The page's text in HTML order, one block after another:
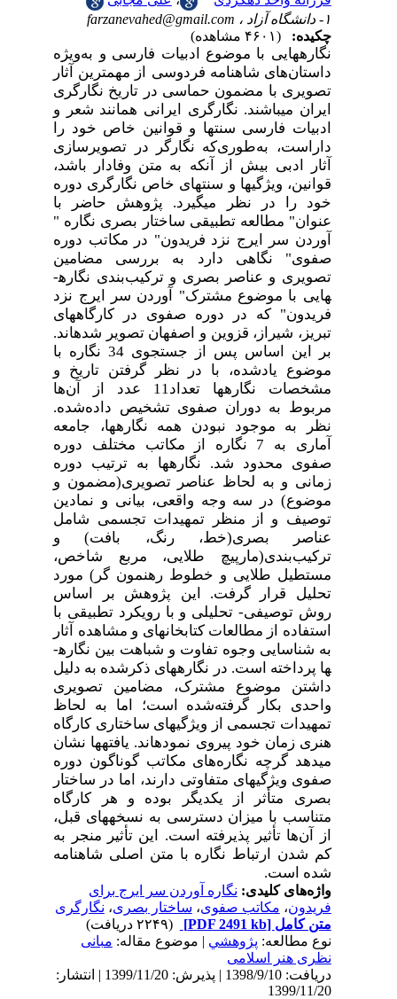
farzanevahed@gmail.com
(۴۶۰۱ مشاهده)
نگاره­هایی با موضوع ادبیات فارسی و به‌ویژه
داستان‌های شاهنامه فردوسی از مهم­ترین آثار
تصویری با مضمون حماسی در تاریخ نگارگری
ایران می­باشند. نگارگری ایرانی همانند شعر و
ادبیات فارسی سنت­ها و قوانین خاص خود را
داراست، به‌طوری‌که نگارگر در تصویرسازی
آثار ادبی بیش از آنکه به متن وفادار باشد،
قوانین، ویژگی­ها و سنت­های خاص نگارگری دوره
خود را در نظر می­گیرد. پژوهش حاضر با
عنوان" مطالعه تطبیقی ساختار بصری نگاره "
آوردن سر ایرج نزد فریدون" در مکاتب دوره
صفوی" نگاهی دارد به بررسی مضامین
تصویری و عناصر بصری و ترکیب‌بندی نگاره­
هایی با موضوع مشترک" آوردن سر ایرج نزد
فریدون" که در دوره صفوی در کارگاه­های
تبریز، شیراز، قزوین و اصفهان تصویر شده­اند.
بر این اساس پس از جستجوی 34 نگاره­ با
موضوع یادشده، با در نظر گرفتن تاریخ و
مشخصات نگاره­ها تعداد11 عدد از آن‌ها
مربوط به دوران صفوی تشخیص داده‌شده.
نظر به موجود نبودن همه نگاره­ها، جامعه
آماری به 7 نگاره از مکاتب مختلف دوره
صفوی محدود شد. نگاره­ها به ترتیب دوره
زمانی و به لحاظ عناصر تصویری(مضمون و
موضوع) در سه وجه واقعی، بیانی و نمادین
توصیف و از منظر تمهیدات تجسمی شامل
عناصر بصری(خط، رنگ، بافت) و
ترکیب‌بندی(مارپیچ طلایی، مربع شاخص،
مستطیل طلایی و خطوط رهنمون گر) مورد
تحلیل قرار گرفت. این پژوهش بر اساس
روش توصیفی- تحلیلی و با رویکرد تطبیقی با
استفاده از مطالعات کتابخانه­ای و مشاهده آثار
به شناسایی وجوه تفاوت و شباهت بین نگاره­
ها پرداخته است. در نگاره­های ذکرشده به دلیل
داشتن موضوع مشترک، مضامین تصویری
واحدی بکار گرفته‌شده است؛ اما به لحاظ
تمهیدات تجسمی از ویژگی­های ساختاری کارگاه
هنری زمان خود پیروی نموده­اند. یافته­ها نشان
می­دهد گرچه نگارههای مکاتب گوناگون دوره
صفوی ویژگی­های متفاوتی دارند، اما در ساختار
بصری متأثر از یکدیگر بوده و هر کارگاه
متناسب با میزان دسترسی به نسخه­های قبل،
از آن‌ها تأثیر پذیرفته است. این تأثیر منجر به
کم شدن ارتباط نگاره با متن اصلی شاهنامه
شده است.
واژه‌های کلیدی:نگاره آوردن سر ایرج برای
مکاتب صفوی،ساختار بصری،نگارگری
متن کامل[PDF 2491 kb]
(۲۲۴۹ دریافت)
نوع مطالعه: پژوهشي | موضوع مقاله:مبانی
نظری هنر اسلامی
دریافت: 1398/9/10 | پذیرش: 1399/11/20 | انتشار:
1399/11/20